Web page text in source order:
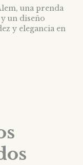
una prenda
un diseño
y elegancia en